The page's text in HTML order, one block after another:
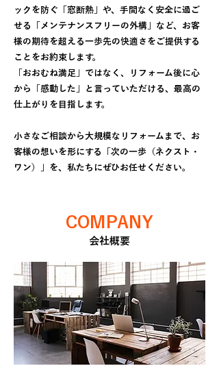
ックを防ぐ「窓断熱」や、手間なく安全に過ご
せる「メンテナンスフリーの外構」など、お客
様の期待を超える一歩先の快適さをご提供する
ことをお約束します。
「おおむね満足」ではなく、リフォーム後に心
から「感動した」と言っていただける、最高の
仕上がりを目指します。
小さなご相談から大規模なリフォームまで、お
客様の想いを形にする「次の一歩（ネクスト・
ワン）」を、私たちにぜひお任せください。
COMPANY
会社概要